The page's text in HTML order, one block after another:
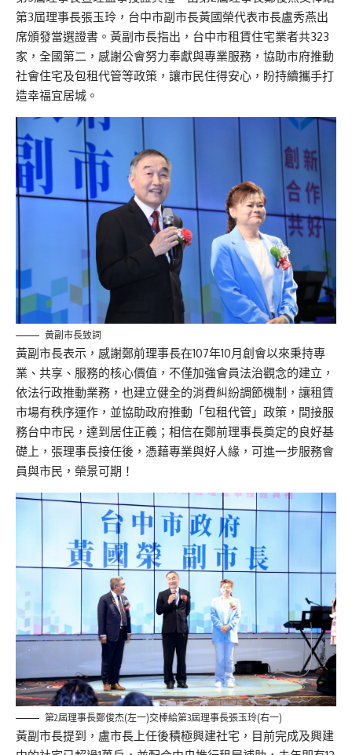
第3屆理事長張玉玲，台中市副市長黃國榮代表市長盧秀燕出
席頒發當選證書。黃副市長指出，台中市租賃住宅業者共323
家，全國第二，感謝公會努力奉獻與專業服務，協助市府推動
社會住宅及包租代管等政策，讓市民住得安心，盼持續攜手打
造幸福宜居城。
黃副市長致詞
黃副市長表示，感謝鄭前理事長在107年10月創會以來秉持專
業、共享、服務的核心價值，不僅加強會員法治觀念的建立，
依法行政推動業務，也建立健全的消費糾紛調節機制，讓租賃
市場有秩序運作，並協助政府推動「包租代管」政策，間接服
務台中市民，達到居住正義；相信在鄭前理事長奠定的良好基
礎上，張理事長接任後，憑藉專業與好人緣，可進一步服務會
員與市民，榮景可期！
第2屆理事長鄭俊杰(左一)交棒給第3屆理事長張玉玲(右一)
黃副市長提到，盧市長上任後積極興建社宅，目前完成及興建